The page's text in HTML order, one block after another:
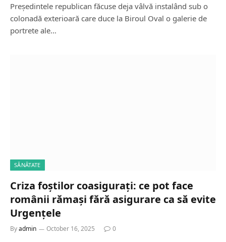
Președintele republican făcuse deja vâlvă instalând sub o
colonadă exterioară care duce la Biroul Oval o galerie de
portrete ale…
SĂNĂTATE
Criza foștilor coasigurați: ce pot face
românii rămași fără asigurare ca să evite
Urgențele
Byadmin October 16, 2025 0